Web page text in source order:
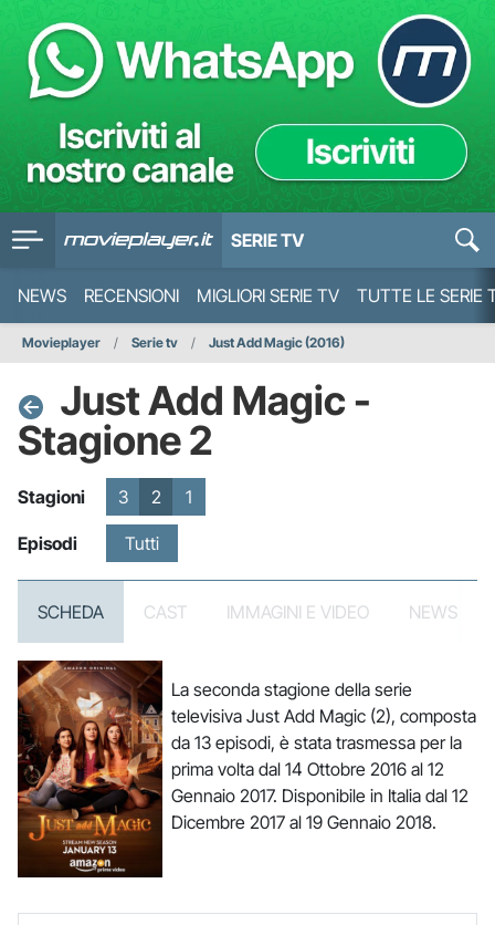
SERIE TV
NEWS RECENSIONI MIGLIORI SERIE TV TUTTE LE SERIE
Movieplayer Serie tv Just Add Magic (2016)
Just Add Magic -
Stagione 2
Stagioni 3 2 1
Episodi Tutti
SCHEDA CAST IMMAGINI E VIDEO NEWS
La seconda stagione della serie
televisiva Just Add Magic (2), composta
da 13 episodi, è stata trasmessa per la
prima volta dal 14 Ottobre 2016 al 12
Gennaio 2017. Disponibile in Italia dal 12
Dicembre 2017 al 19 Gennaio 2018.